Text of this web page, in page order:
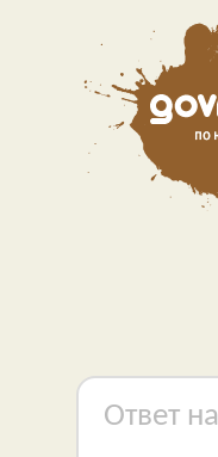
Ответ на